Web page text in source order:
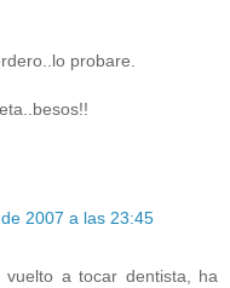
probare.
2007 a las 23:45
vuelto a tocar dentista, ha